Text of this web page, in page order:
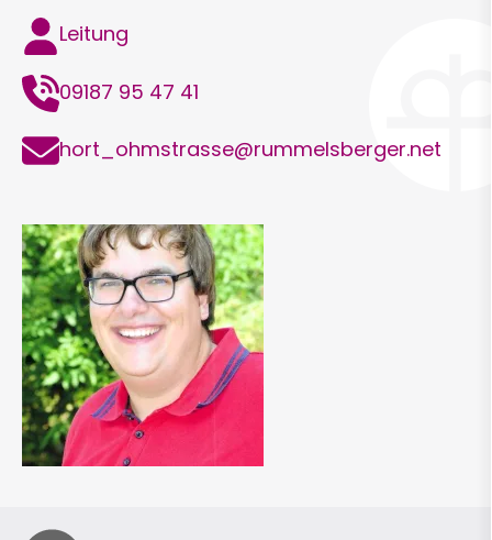
Funktion
Leitung
Telefon09187 95 47 41
E-
Mail
hort_ohmstrasse@rummelsberger.net